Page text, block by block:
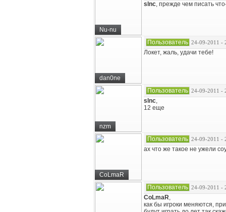
Nu-nu
slnc, прежде чем писать
dan0ne
Пользователь 24-09-2011 -
Локет, жаль, удачи тебе!
nzm
Пользователь 24-09-2011 -
slnc,
12 еще
CoLmaR
Пользователь 24-09-2011 -
ах что же такое не ужели
Пользователь 24-09-2011 -
CoLmaR,
как бы игроки меняются,